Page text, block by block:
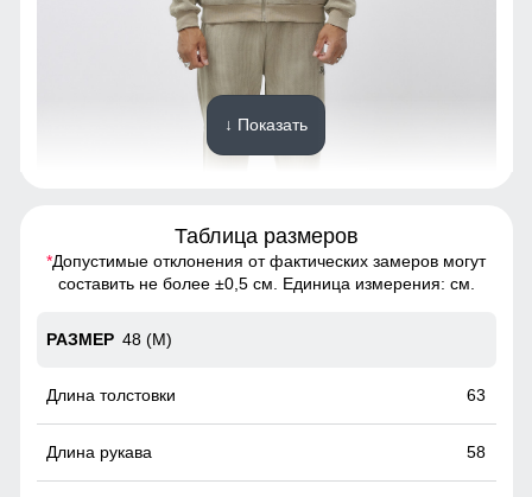
Спортивный костюм - это предмет гардероба, состоящий
из двух частей: олимпийки и спортивных брюк.
Карманы
Вместительные карманы
↓ Показать
Таблица размеров
*Допустимые отклонения от фактических замеров могут
составить не более ±0,5 см. Единица измерения: см.
48 (M)
63
58